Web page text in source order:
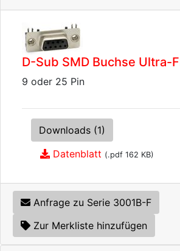
D-Sub SMD Buchse Ultra-
9 oder 25 Pin
Downloads (1)
Datenblatt (.pdf 162 KB)
Anfrage zu Serie 3001B-F
Zur Merkliste hinzufügen